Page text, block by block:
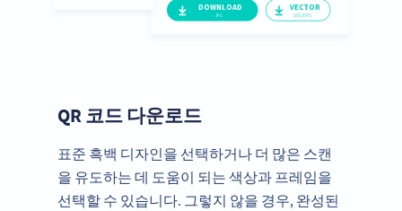
QR 코드 다운로드
표준 흑백 디자인을 선택하거나 더 많은 스캔
을 유도하는 데 도움이 되는 색상과 프레임을
선택할 수 있습니다. 그렇지 않을 경우, 완성된